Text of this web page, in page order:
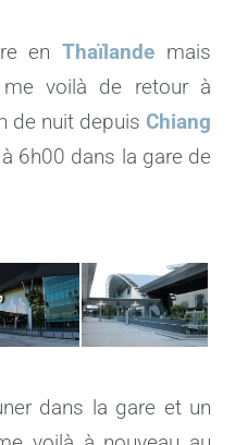
enThaïlande mais
voilà de retour à
de nuit depuis Chiang
6h00 dans la gare de
dans la gare et un